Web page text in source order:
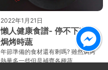
2022年1月21日
懶人健康食譜- 停不下來的
焗烤時蔬
年節準備的食材還有剩嗎? 雖然焗烤
熱量多一些但是補齊各種蔬